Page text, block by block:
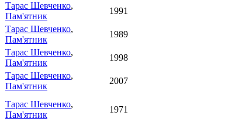
Тарас Шевченко,
Пам'ятник
1991
Тарас Шевченко,
Пам'ятник
1989
Тарас Шевченко,
Пам'ятник
1998
Тарас Шевченко,
Пам'ятник
2007
Тарас Шевченко,
Пам'ятник
1971